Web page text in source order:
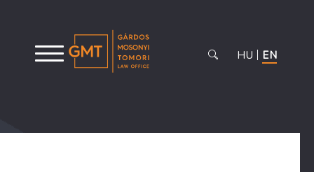
HU EN